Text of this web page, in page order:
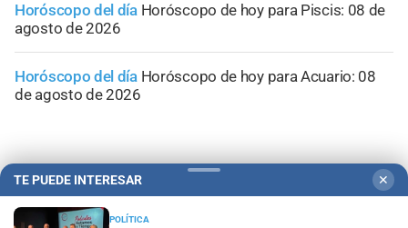
Horóscopo del día Horóscopo de hoy para Piscis: 08 de
agosto de 2026
Horóscopo del día Horóscopo de hoy para Acuario: 08
de agosto de 2026
TE PUEDE INTERESAR ✕
POLÍTICA